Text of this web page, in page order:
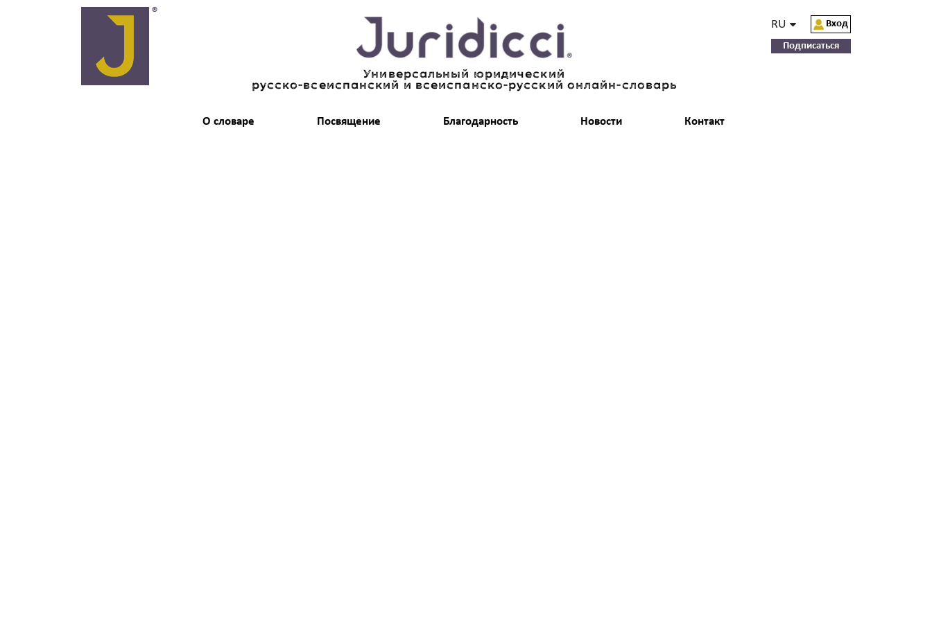
Универсальный юридический
русско-всеиспанский и всеиспанско-русский онлайн-словарь
О словаре Посвящение Благодарность Новости Контакт
RU Вход
Подписаться